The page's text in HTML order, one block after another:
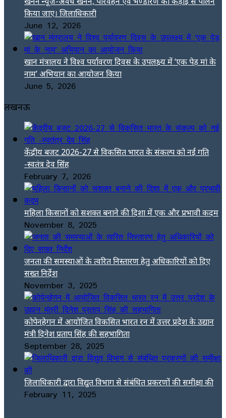
किया जाए। जिलाधिकारी
June 12, 2026
खान मंत्रालय ने विश्व पर्यावरण दिवस के उपलक्ष्य में ‘एक पेड़ मां के
नाम’ अभियान का आयोजन किया
June 5, 2026
लखनऊ
केंद्रीय बजट 2026-27 से विकसित भारत के संकल्प को नई गति
-स्वतंत्र देव सिंह
February 7, 2026
महिला किसानों को सशक्त बनाने की दिशा में एक और प्रभावी कदम
November 8, 2025
जनता की समस्याओं के त्वरित निस्तारण हेतु अधिकारियों को दिए
सख्त निर्देश
November 3, 2025
कोपेनहेगन में आयोजित विकसित भारत रन में उत्तर प्रदेश के उद्यान
मंत्री दिनेश प्रताप सिंह की सहभागिता
September 28, 2025
जिलाधिकारी द्वारा विद्युत विभाग से संबंधित प्रकरणों की समीक्षा की
February 11, 2025